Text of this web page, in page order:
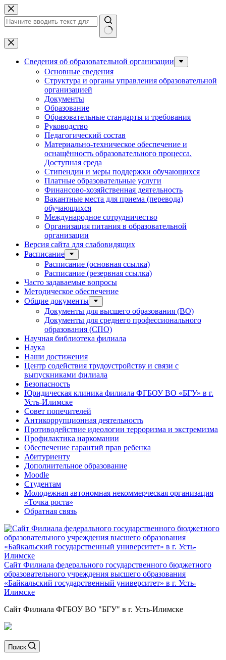
Перейти
к
сути
Ничего
не
найденоСведения об образовательной организации
Основные сведения
Структура и органы управления образовательной
организацией
Документы
Образование
Образовательные стандарты и требования
Руководство
Педагогический состав
Материально-техническое обеспечение и
оснащённость образовательного процесса.
Доступная среда
Стипендии и меры поддержки обучающихся
Платные образовательные услуги
Финансово-хозяйственная деятельность
Вакантные места для приема (перевода)
обучающихся
Международное сотрудничество
Организация питания в образовательной
организации
Версия сайта для слабовидящих
Расписание
Расписание (основная ссылка)
Расписание (резервная ссылка)
Часто задаваемые вопросы
Методическое обеспечение
Общие документы
Документы для высшего образования (ВО)
Документы для среднего профессионального
образования (СПО)
Научная библиотека филиала
Наука
Наши достижения
Центр содействия трудоустройству и связи с
выпускниками филиала
Безопасность
Юридическая клиника филиала ФГБОУ ВО «БГУ» в г.
Усть-Илимске
Совет попечителей
Антикоррупционная деятельность
Противодействие идеологии терроризма и экстремизма
Профилактика наркомании
Обеспечение гарантий прав ребенка
Абитуриенту
Дополнительное образование
Moodle
Студентам
Молодежная автономная некоммерческая организация
«Точка роста»
Обратная связь
Сайт Филиала федерального государственного бюджетного
образовательного учреждения высшего образования
«Байкальский государственный университет» в г. Усть-
Илимске
Сайт Филиала ФГБОУ ВО "БГУ" в г. Усть-Илимске
Поиск